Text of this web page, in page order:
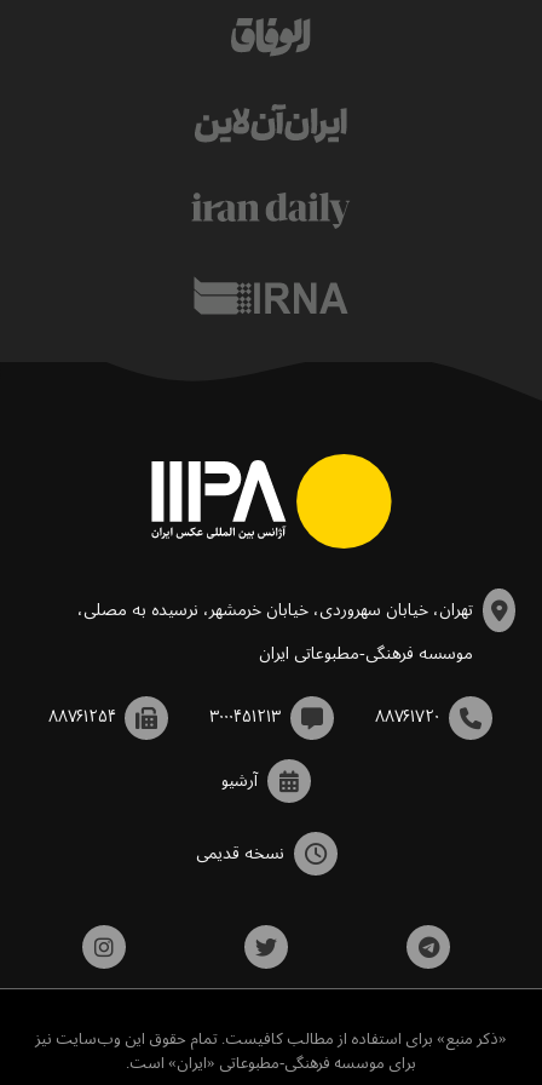
تهران، خیابان سهروردی، خیابان خرمشهر، نرسیده به مصلی،
موسسه فرهنگی-مطبوعاتی ایران
۸۸۷۶۱۷۲۰ ۳۰۰۰۴۵۱۲۱۳ ۸۸۷۶۱۲۵۴
آرشیو
نسخه قدیمی
«ذکر منبع» برای استفاده از مطالب کافیست. تمام حقوق این وب‌سایت نیز
برای موسسه فرهنگی-مطبوعاتی «ایران» است.